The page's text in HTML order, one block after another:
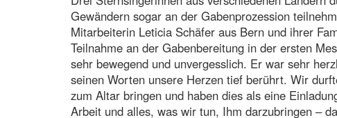
Gewändern sogar an der Gabenprozession
Mitarbeiterin Leticia Schäfer aus Bern und ihrer
Teilnahme an der Gabenbereitung in der ersten
sehr bewegend und unvergesslich. Er war sehr
seinen Worten unsere Herzen tief berührt. Wir
zum Altar bringen und haben dies als eine
Arbeit und alles, was wir tun, Ihm darzubringen –